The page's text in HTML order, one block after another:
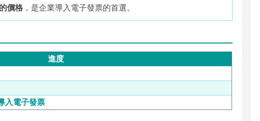
價格 ，是企業導入電子發票的首選。
進度
入電子發票